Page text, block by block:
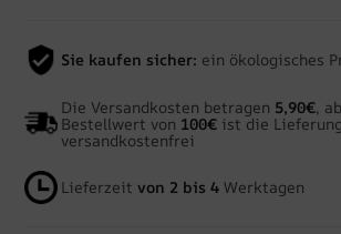
Sie kaufen sicher: ein ökologisches
Die Versandkosten betragen 5,90€,
Bestellwert von 100€ ist die Lieferung
versandkostenfrei
Lieferzeitvon 2 bis 4 Werktagen